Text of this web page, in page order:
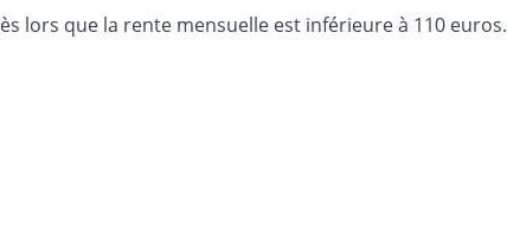
lors que la rente mensuelle est inférieure à 110 euros.